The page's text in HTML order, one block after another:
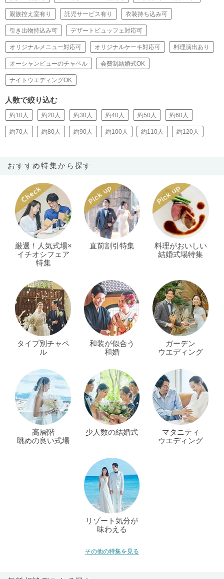
親族控え室有り 託児サービス有り 衣装持ち込み可
引き出物持込み可 デザートビュッフェ対応可
オリジナルメニュー対応可 オリジナルケーキ対応可 料理演出あり
オーシャンビューのチャペル 会費制結婚式OK
ナイトウエディングOK
人数で絞り込む
約10人 約20人 約30人 約40人 約50人 約60人
約70人 約80人 約90人 約100人 約110人 約120人
おすすめ特集から探す
厳選！人気式場×
イチオシフェア
特集
直前割引特集
料理がおいしい
結婚式場特集
タイプ別チャペ
ル
和装が似合う
和婚
ガーデン
ウエディング
高層階
眺めの良い式場
少人数の結婚式
マタニティ
ウエディング
リゾート気分が
味わえる
その他の特集を見る